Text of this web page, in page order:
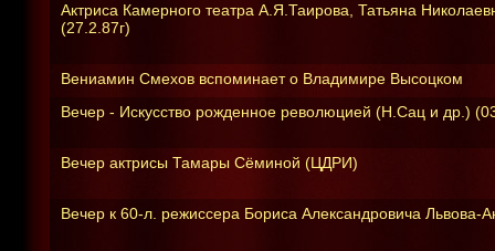
Актриса Камерного театра А.Я.Таирова, Татьяна
(27.2.87г)
Вениамин Смехов вспоминает о Владимире Высоцком
Вечер - Искусство рожденное революцией (Н.Сац и др.)
Вечер актрисы Тамары Сёминой (ЦДРИ)
Вечер к 60-л. режиссера Бориса Александровича Львова-